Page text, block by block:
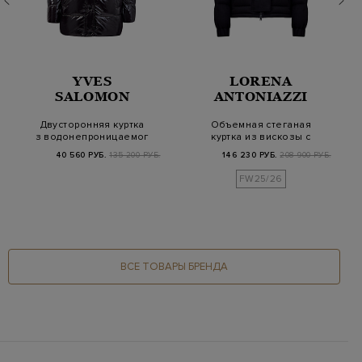
YVES
SALOMON
Двусторонняя куртка
из водонепроницаемого
40 560 РУБ. 135 200 РУБ.
LORENA
ANTONIAZZI
Объемная стеганая
куртка из вискозы с
146 230 РУБ. 208 900 РУБ.
FW25/26
ВСЕ ТОВАРЫ БРЕНДА